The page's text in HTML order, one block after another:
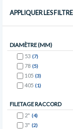
APPLIQUER LES
DIAMÈTRE (MM)
53 (7)
78 (5)
105 (3)
405 (1)
FILETAGE RACCORD
2" (4)
3" (2)